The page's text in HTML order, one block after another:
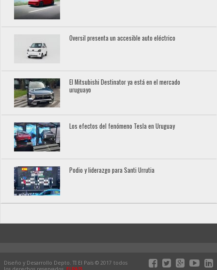
Oversil presenta un accesible auto eléctrico
El Mitsubishi Destinator ya está en el mercado
uruguayo
Los efectos del fenómeno Tesla en Uruguay
Podio y liderazgo para Santi Urrutia
Diseño y Desarrollo Depto. TI El País © 2017 todos